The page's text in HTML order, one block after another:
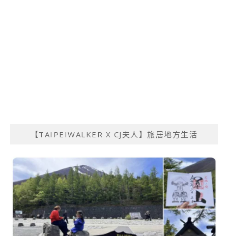
【TAIPEIWALKER X CJ夫人】旅居地方生活